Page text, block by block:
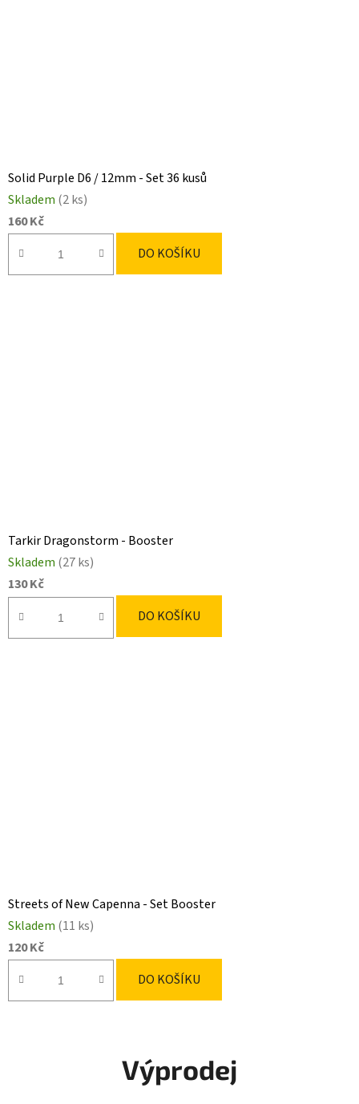
Solid Purple D6 / 12mm - Set 36 kusů
Skladem (2 ks)
160 Kč
DO KOŠÍKU
Tarkir Dragonstorm - Booster
Skladem (27 ks)
130 Kč
DO KOŠÍKU
Streets of New Capenna - Set Booster
Skladem (11 ks)
120 Kč
DO KOŠÍKU
Výprodej